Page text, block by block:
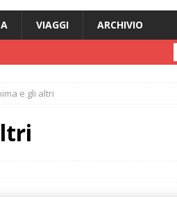
VIAGGI
ARCHIVIO
e gli altri